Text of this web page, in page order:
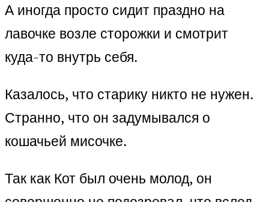
А иногда просто сидит праздно на
лавочке возле сторожки и смотрит
куда-то внутрь себя.
Казалось, что старику никто не нужен.
Странно, что он задумывался о
кошачьей мисочке.
Так как Кот был очень молод, он